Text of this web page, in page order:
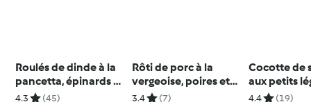
Roulés de dinde à la
pancetta, épinards et
sauce aux herbes
4.3 (45)
Rôti de porc à la
vergeoise, poires et
panais
3.4 (7)
Cocotte de
aux petits
4.4 (19)